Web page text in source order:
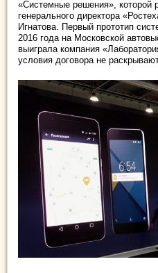
«Системные решения», которой
генерального директора
Игнатова. Первый прототип
2016 года на Московской
выиграла компания
условия договора не